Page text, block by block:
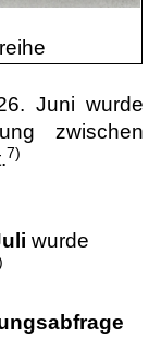
Juni wurde
zwischen
7)
wurde